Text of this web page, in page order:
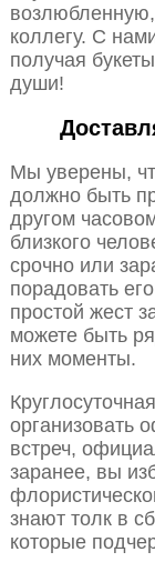
возлюбленную,
коллегу. С
получая
души!
Мы уверены,
должно быть
другом
близкого
срочно или
порадовать
простой жест
можете быть
них моменты.
организовать
встреч,
заранее, вы
знают толк в
которые